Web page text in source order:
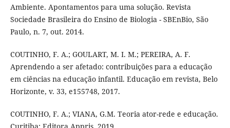
Ambiente. Apontamentos para uma solução. Revista
Sociedade Brasileira do Ensino de Biologia - SBEnBio, São
Paulo, n. 7, out. 2014.
COUTINHO, F. A.; GOULART, M. I. M.; PEREIRA, A. F.
Aprendendo a ser afetado: contribuições para a educação
em ciências na educação infantil. Educação em revista, Belo
Horizonte, v. 33, e155748, 2017.
COUTINHO, F. A.; VIANA, G.M. Teoria ator-rede e educação.